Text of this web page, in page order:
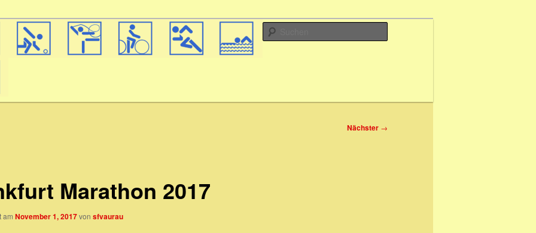
Nächster →
Marathon 2017
am November 1, 2017von sfvaurau